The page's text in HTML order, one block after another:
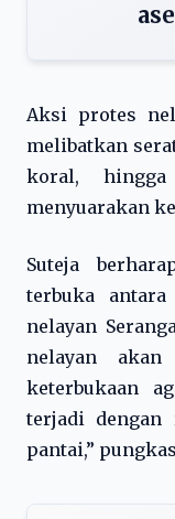
Aksi protes
melibatkan
koral,
menyuarakan
Suteja
terbuka
nelayan
nelayan
keterbukaan
terjadi
pantai,”